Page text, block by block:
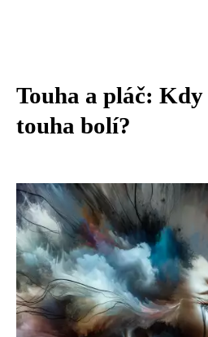
Touha a pláč: Kdy
touha bolí?